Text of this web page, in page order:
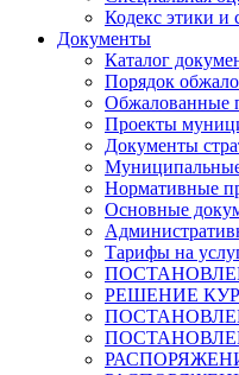
Кодекс этики и
Документы
Каталог
Порядок
Обжалованные
Проекты
Документы
Нормативные
Основные
Тарифы на
РЕШЕНИЕ